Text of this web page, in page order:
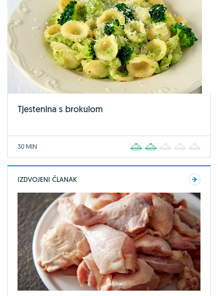
Tjestenina s brokulom
30 MIN 2 3 4
IZDVOJENI ČLANAK